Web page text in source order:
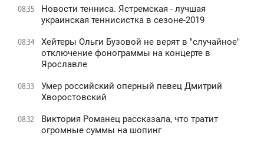
08:35
Новости тенниса. Ястремская - лучшая
украинская теннисистка в сезоне-2019
08:34
Хейтеры Ольги Бузовой не верят в "случайное"
отключение фонограммы на концерте в
Ярославле
08:33
Умер российский оперный певец Дмитрий
Хворостовский
08:32
Виктория Романец рассказала, что тратит
огромные суммы на шопинг